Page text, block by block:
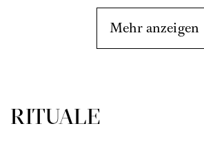
Mehr anzeigen
RITUALE